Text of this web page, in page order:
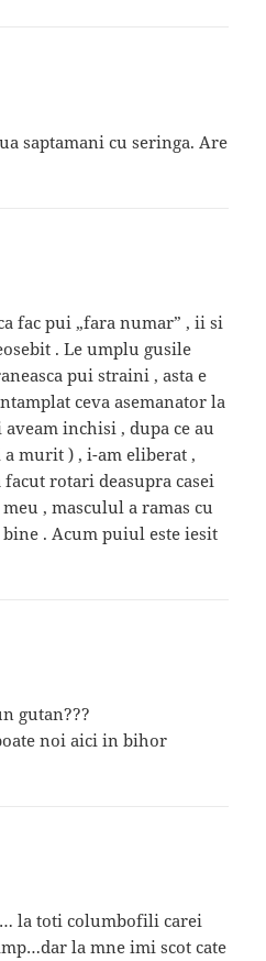
saptamani cu seringa. Are
fac pui „fara numar” , ii si
. Le umplu gusile
pui straini , asta e
ceva asemanator la
inchisi , dupa ce au
murit ) , i-am eliberat ,
rotari deasupra casei
, masculul a ramas cu
. Acum puiul este iesit
gutan???
noi aici in bihor
la toti columbofili carei
la mne imi scot cate